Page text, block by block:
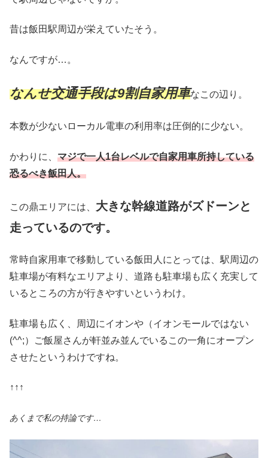
昔は飯田駅周辺が栄えていたそう。
なんですが…。
なんせ交通手段は9割自家用車なこの辺り。
本数が少ないローカル電車の利用率は圧倒的に少ない。
かわりに、 マジで一人1台レベルで自家用車所持している
恐るべき飯田人。
この鼎エリアには、 大きな幹線道路がズドーンと
走っているのです。
常時自家用車で移動している飯田人にとっては、駅周辺の
駐車場が有料なエリアより、道路も駐車場も広く充実して
いるところの方が行きやすいというわけ。
駐車場も広く、周辺にイオンや（イオンモールではない
(^^;）ご飯屋さんが軒並み並んでいるこの一角にオープン
させたというわけですね。
↑↑↑
あくまで私の持論です…